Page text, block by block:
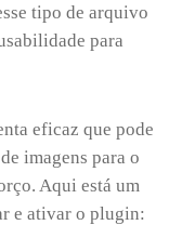
tipo de arquivo
para
eficaz que pode
imagens para o
Aqui está um
e ativar o plugin: